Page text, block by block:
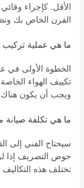
الأقل. كإجراء
الفرن الخاص بك
ما هي عملية
الخطوة الأولى في
تكييف الهواء
ويجب أن يكون
ما هي تكلفة
سيحتاج الفني إلى
حوض التصريف إذا
تختلف هذه